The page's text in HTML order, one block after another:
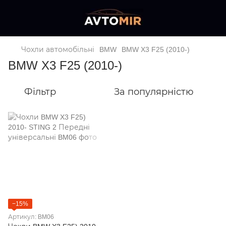
Чохли автомобільні BMW BMW X3 F25 (2010-)
BMW X3 F25 (2010-)
Фільтр За популярністю
−15%
Артикул: BM06